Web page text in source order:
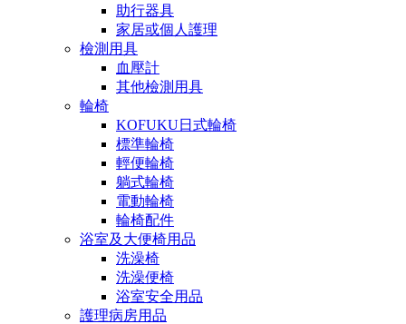
助行器具
家居或個人護理
檢測用具
血壓計
其他檢測用具
輪椅
KOFUKU日式輪椅
標準輪椅
輕便輪椅
躺式輪椅
電動輪椅
輪椅配件
浴室及大便椅用品
洗澡椅
洗澡便椅
浴室安全用品
護理病房用品